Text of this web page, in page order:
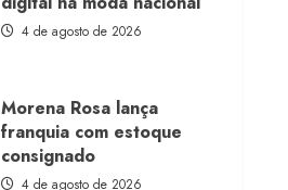
4 de agosto de 2026
Morena Rosa lança
franquia com estoque
consignado
4 de agosto de 2026